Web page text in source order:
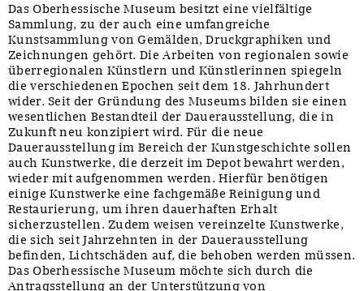
Das Oberhessische Museum besitzt eine vielfältige
Sammlung, zu der auch eine umfangreiche
Kunstsammlung von Gemälden, Druckgraphiken und
Zeichnungen gehört. Die Arbeiten von regionalen sowie
überregionalen Künstlern und Künstlerinnen spiegeln
die verschiedenen Epochen seit dem 18. Jahrhundert
wider. Seit der Gründung des Museums bilden sie einen
wesentlichen Bestandteil der Dauerausstellung, die in
Zukunft neu konzipiert wird. Für die neue
Dauerausstellung im Bereich der Kunstgeschichte sollen
auch Kunstwerke, die derzeit im Depot bewahrt werden,
wieder mit aufgenommen werden. Hierfür benötigen
einige Kunstwerke eine fachgemäße Reinigung und
Restaurierung, um ihren dauerhaften Erhalt
sicherzustellen. Zudem weisen vereinzelte Kunstwerke,
die sich seit Jahrzehnten in der Dauerausstellung
befinden, Lichtschäden auf, die behoben werden müssen.
Das Oberhessische Museum möchte sich durch die
Antragsstellung an der Unterstützung von